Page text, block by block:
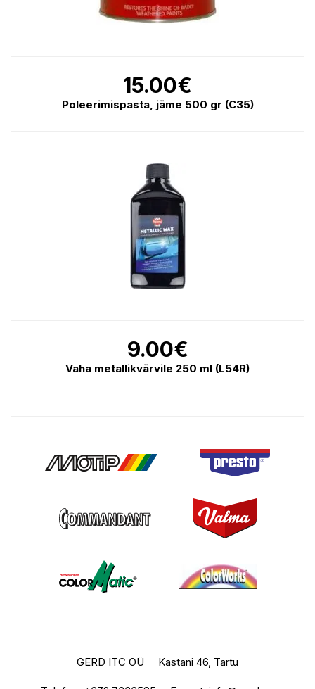
15.00€
Poleerimispasta, jäme 500 gr (C35)
9.00€
Vaha metallikvärvile 250 ml (L54R)
GERD ITC OÜ Kastani 46, Tartu